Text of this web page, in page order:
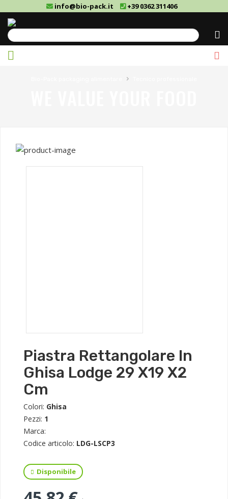
info@bio-pack.it +39 0362 311406
›
Piastra Rettangolare In
Ghisa Lodge 29 X19 X2
Cm
Colori: Ghisa
Pezzi: 1
Marca:
Codice articolo: LDG-LSCP3
Disponibile